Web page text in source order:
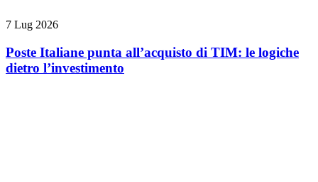
7 Lug 2026
Poste Italiane punta all’acquisto di TIM: le logiche
dietro l’investimento